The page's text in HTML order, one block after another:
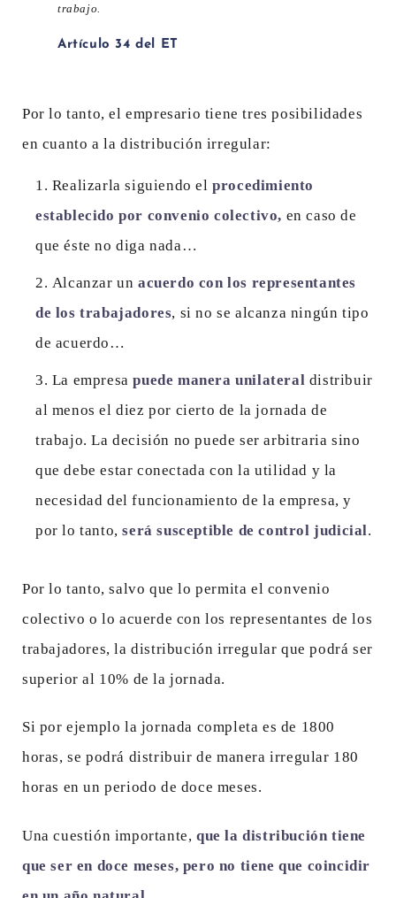
trabajo.
Artículo 34 del ET
Por lo tanto, el empresario tiene tres posibilidades
en cuanto a la distribución irregular:
Realizarla siguiendo elprocedimiento
establecido por convenio colectivo, en caso de
que éste no diga nada…
Alcanzar unacuerdo con los representantes
de los trabajadores, si no se alcanza ningún tipo
de acuerdo…
La empresapuede manera unilateral distribuir
al menos el diez por cierto de la jornada de
trabajo. La decisión no puede ser arbitraria sino
que debe estar conectada con la utilidad y la
necesidad del funcionamiento de la empresa, y
por lo tanto,será susceptible de control judicial.
Por lo tanto, salvo que lo permita el convenio
colectivo o lo acuerde con los representantes de los
trabajadores, la distribución irregular que podrá ser
superior al 10% de la jornada.
Si por ejemplo la jornada completa es de 1800
horas, se podrá distribuir de manera irregular 180
horas en un periodo de doce meses.
Una cuestión importante, que la distribución tiene
que ser en doce meses, pero no tiene que coincidir